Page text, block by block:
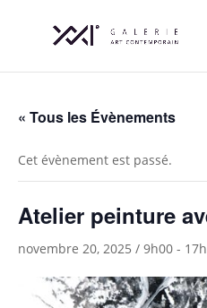
« Tous les Évènements
Cet évènement est passé.
Atelier peinture
novembre 20, 2025 / 9h00 -